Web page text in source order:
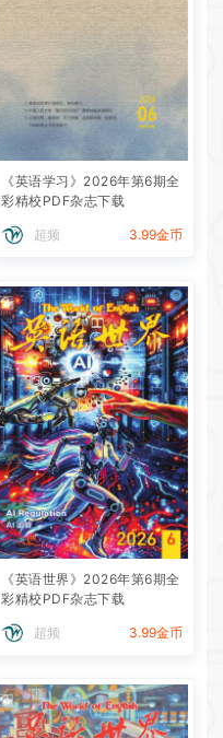
《英语学习》2026年第6期全
彩精校PDF杂志下载
超频 3.99金币
《英语世界》2026年第6期全
彩精校PDF杂志下载
超频 3.99金币